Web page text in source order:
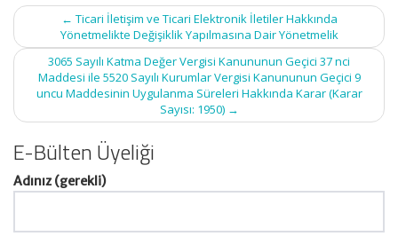
Post
navigation
← Ticari İletişim ve Ticari Elektronik İletiler Hakkında
Yönetmelikte Değişiklik Yapılmasına Dair Yönetmelik
3065 Sayılı Katma Değer Vergisi Kanununun Geçici 37 nci
Maddesi ile 5520 Sayılı Kurumlar Vergisi Kanununun Geçici 9
uncu Maddesinin Uygulanma Süreleri Hakkında Karar (Karar
Sayısı: 1950) →
E-Bülten Üyeliği
Adınız (gerekli)